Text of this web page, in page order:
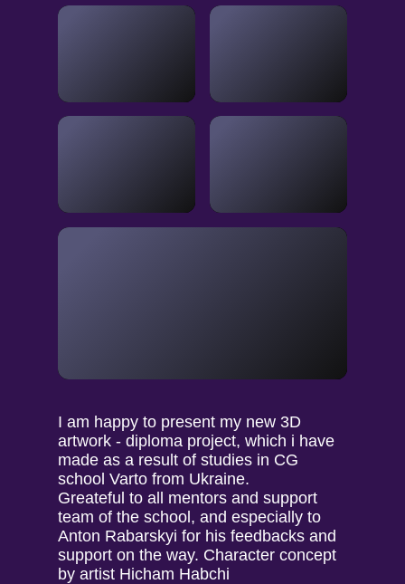
I am happy to present my new 3D
artwork - diploma project, which i have
made as a result of studies in CG
school Varto from Ukraine.
Greateful to all mentors and support
team of the school, and espeсially to
Anton Rabarskyi for his feedbacks and
support on the way. Character concept
by artist Hicham Habchi